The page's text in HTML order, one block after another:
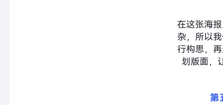
在这张海
杂，所以
行构思，
划版面，
第